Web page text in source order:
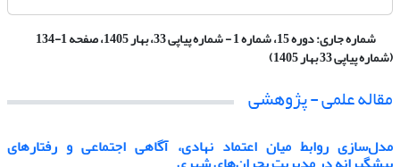
شماره جاری: دوره 15، شماره 1 - شماره پیاپی 33، بهار 1405، صفحه 1-134
(شماره پیاپی 33 بهار 1405)
مقاله علمی - پژوهشی
مدل‌سازی روابط میان اعتماد نهادی، آگاهی اجتماعی و رفتارهای